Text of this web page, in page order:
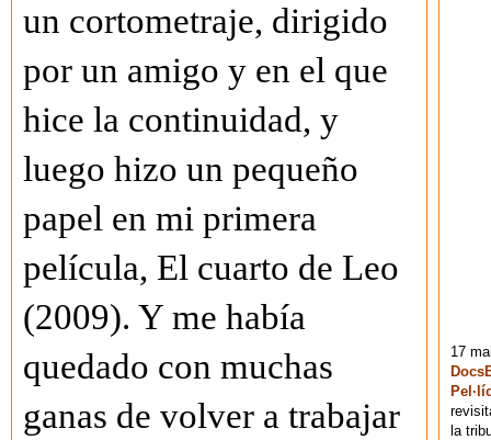
un cortometraje, dirigido
por un amigo y en el que
hice la continuidad, y
luego hizo un pequeño
papel en mi primera
película, El cuarto de Leo
(2009). Y me había
quedado con muchas
ganas de volver a trabajar
17
la